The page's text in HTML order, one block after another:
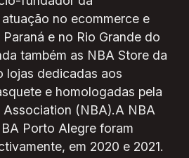
no ecommerce e
e no Rio Grande do
também as NBA Store da
lojas dedicadas aos
e homologadas pela
Association (NBA).A NBA
Porto Alegre foram
em 2020 e 2021.